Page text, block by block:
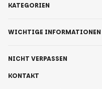
KONTAKT
KATEGORIEN
WICHTIGE INFORMATIONEN
NICHT VERPASSEN